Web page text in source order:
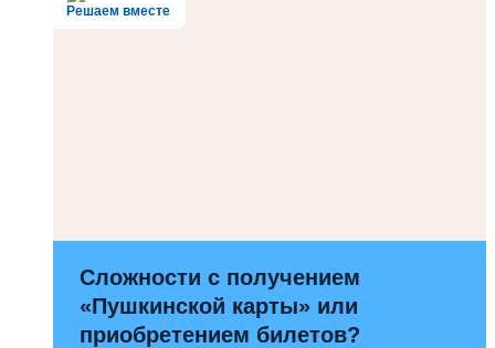
Решаем вместе
Сложности с получением
«Пушкинской карты» или
приобретением билетов?